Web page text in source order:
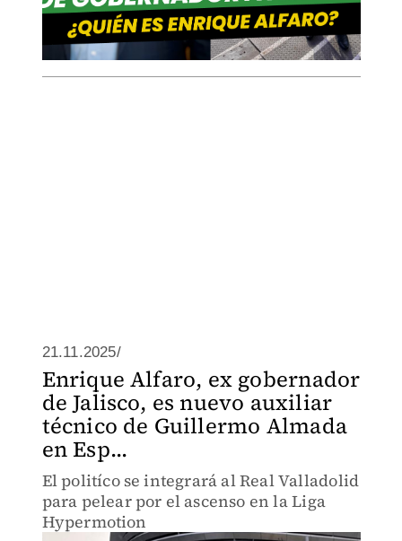
21.11.2025/
Enrique Alfaro, ex gobernador
de Jalisco, es nuevo auxiliar
técnico de Guillermo Almada
en Esp...
El politíco se integrará al Real Valladolid
para pelear por el ascenso en la Liga
Hypermotion